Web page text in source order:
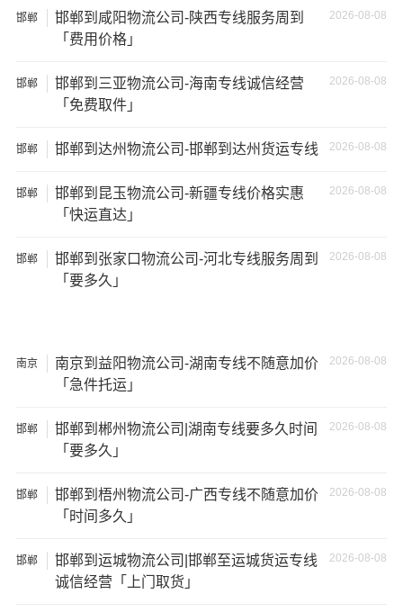
如不遵守运输规定、不保障货物安全等；
可能需要支付额外的费用来修复或替换物品，导致经济损
★ 本站所列保定到攀枝花物流专线费用与时效仅供参考，
如需详细了解最低资费请电话咨询。
运的所有物品；如果您的货物需要临时存放，请尽早最快
通知公司客服以便安排仓库存放。
邯郸 2026-08-08
邯郸到咸阳物流公司-陕西专线服务周到
「费用价格」
邯郸 2026-08-08
邯郸到三亚物流公司-海南专线诚信经营
「免费取件」
邯郸 2026-08-08
邯郸到达州物流公司-邯郸到达州货运专线
邯郸 2026-08-08
邯郸到昆玉物流公司-新疆专线价格实惠
「快运直达」
邯郸 2026-08-08
邯郸到张家口物流公司-河北专线服务周到
「要多久」
南京 2026-08-08
南京到益阳物流公司-湖南专线不随意加价
「急件托运」
邯郸 2026-08-08
邯郸到郴州物流公司|湖南专线要多久时间
「要多久」
邯郸 2026-08-08
邯郸到梧州物流公司-广西专线不随意加价
「时间多久」
邯郸 2026-08-08
邯郸到运城物流公司|邯郸至运城货运专线
诚信经营「上门取货」